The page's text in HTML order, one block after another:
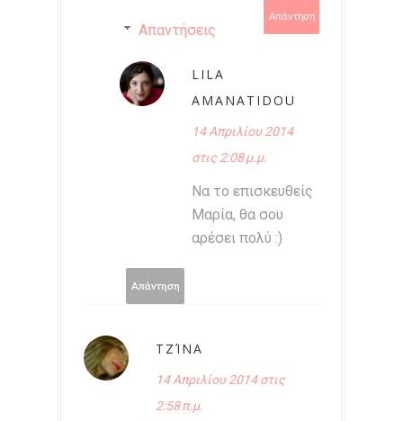
Απάντηση
Απαντήσεις
LILA
AMANATIDOU
14 Απριλίου 2014
στις 2:08 μ.μ.
Να το επισκευθείς
Μαρία, θα σου
αρέσει πολύ :)
Απάντηση
ΤΖΊΝΑ
14 Απριλίου 2014 στις
2:58 π.μ.